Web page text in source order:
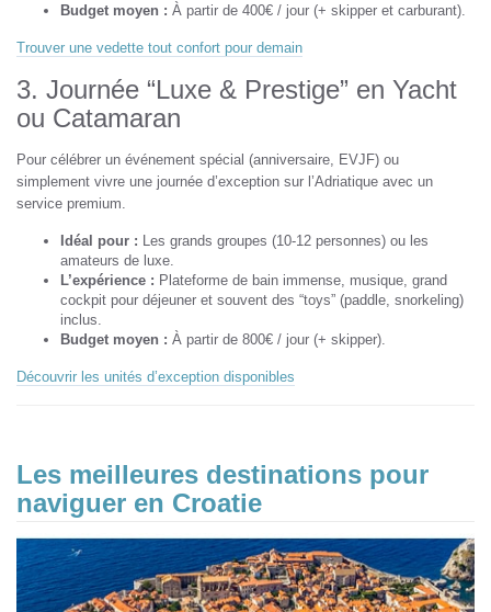
Budget moyen : À partir de 400€ / jour (+ skipper et carburant).
Trouver une vedette tout confort pour demain
3. Journée “Luxe & Prestige” en Yacht
ou Catamaran
Pour célébrer un événement spécial (anniversaire, EVJF) ou
simplement vivre une journée d’exception sur l’Adriatique avec un
service premium.
Idéal pour : Les grands groupes (10-12 personnes) ou les
amateurs de luxe.
L’expérience : Plateforme de bain immense, musique, grand
cockpit pour déjeuner et souvent des “toys” (paddle, snorkeling)
inclus.
Budget moyen : À partir de 800€ / jour (+ skipper).
Découvrir les unités d’exception disponibles
Les meilleures destinations pour
naviguer en Croatie